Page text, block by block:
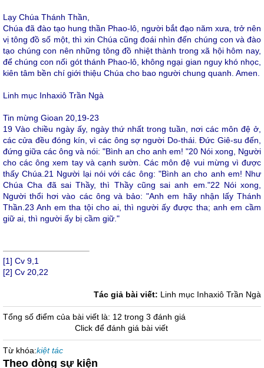
Lạy Chúa Thánh Thần,
Chúa đã đào tạo hung thần Phao-lô, người bắt đạo năm xưa, trở nên
vị tông đồ số một, thì xin Chúa cũng đoái nhìn đến chúng con và đào
tạo chúng con nên những tông đồ nhiệt thành trong xã hội hôm nay,
để chúng con nối gót thánh Phao-lô, không ngại gian nguy khó nhọc,
kiên tâm bền chí giới thiệu Chúa cho bao người chung quanh. Amen.
Linh mục Inhaxiô Trần Ngà
Tin mừng Gioan 20,19-23
19 Vào chiều ngày ấy, ngày thứ nhất trong tuần, nơi các môn đệ ở,
các cửa đều đóng kín, vì các ông sợ người Do-thái. Đức Giê-su đến,
đứng giữa các ông và nói: "Bình an cho anh em! "20 Nói xong, Người
cho các ông xem tay và cạnh sườn. Các môn đệ vui mừng vì được
thấy Chúa. 21 Người lại nói với các ông: "Bình an cho anh em! Như
Chúa Cha đã sai Thầy, thì Thầy cũng sai anh em."22 Nói xong,
Người thổi hơi vào các ông và bảo: "Anh em hãy nhận lấy Thánh
Thần. 23 Anh em tha tội cho ai, thì người ấy được tha; anh em cầm
giữ ai, thì người ấy bị cầm giữ."
[1] Cv 9,1
[2] Cv 20,22
Tác giả bài viết: Linh mục Inhaxiô Trần Ngà
Tổng số điểm của bài viết là: 12 trong 3 đánh giá
Click để đánh giá bài viết
Từ khóa:kiệt tác
Theo dòng sự kiện